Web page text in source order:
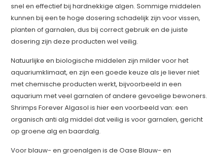
snel en effectief bij hardnekkige algen. Sommige middelen
kunnen bij een te hoge dosering schadelijk zijn voor vissen,
planten of garnalen, dus bij correct gebruik en de juiste
dosering zijn deze producten wel veilig.
Natuurlijke en biologische middelen zijn milder voor het
aquariumklimaat, en zijn een goede keuze als je liever niet
met chemische producten werkt, bijvoorbeeld in een
aquarium met veel garnalen of andere gevoelige bewoners.
Shrimps Forever Algasol is hier een voorbeeld van: een
organisch anti alg middel dat veilig is voor garnalen, gericht
op groene alg en baardalg.
Voor blauw- en groenalgen is de Oase Blauw- en